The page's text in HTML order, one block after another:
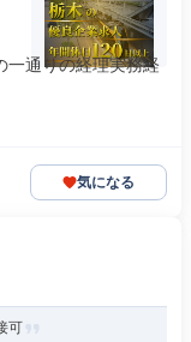
一通りの経理実務経
気になる
可